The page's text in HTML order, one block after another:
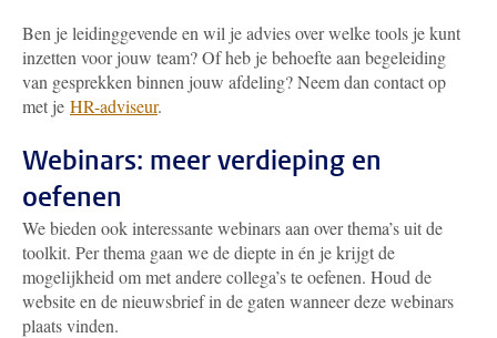
Ben je leidinggevende en wil je advies over welke tools je kunt
inzetten voor jouw team? Of heb je behoefte aan begeleiding
van gesprekken binnen jouw afdeling? Neem dan contact op
met je HR-adviseur.
Webinars: meer verdieping en
oefenen
We bieden ook interessante webinars aan over thema’s uit de
toolkit. Per thema gaan we de diepte in én je krijgt de
mogelijkheid om met andere collega’s te oefenen. Houd de
website en de nieuwsbrief in de gaten wanneer deze webinars
plaats vinden.